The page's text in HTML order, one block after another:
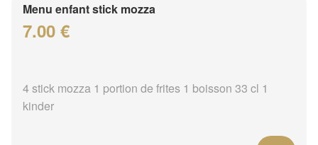
Menu enfant stick mozza
7.00 €
4 stick mozza 1 portion de frites 1 boisson 33 cl 1
kinder